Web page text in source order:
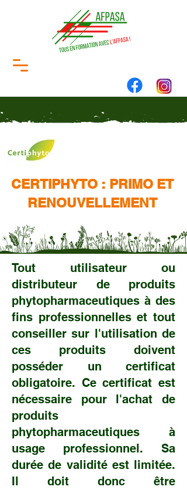
CERTIPHYTO : PRIMO ET
RENOUVELLEMENT
Tout utilisateur ou
distributeur de produits
phytopharmaceutiques à des
fins professionnelles et tout
conseiller sur l'utilisation de
ces produits doivent
posséder un certificat
obligatoire. Ce certificat est
nécessaire pour l'achat de
produits
phytopharmaceutiques à
usage professionnel. Sa
durée de validité est limitée.
Il doit donc être